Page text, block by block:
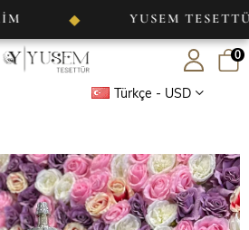
◆ YUSEM TESETTÜR
Türkçe - USD
0